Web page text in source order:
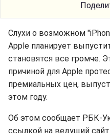
Слухи о возможном
Apple планирует
становятся все громче.
причиной для Apple
премиальных цен,
этом году.
Об этом сообщает РБК-
ссылкой на ведущий